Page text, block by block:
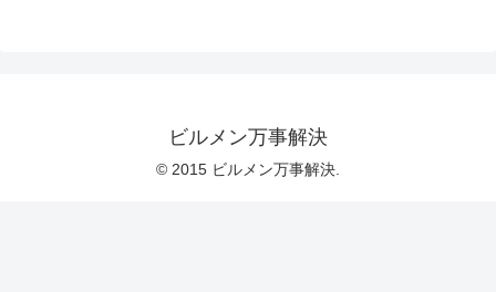
ビルメン万事解決
© 2015 ビルメン万事解決.